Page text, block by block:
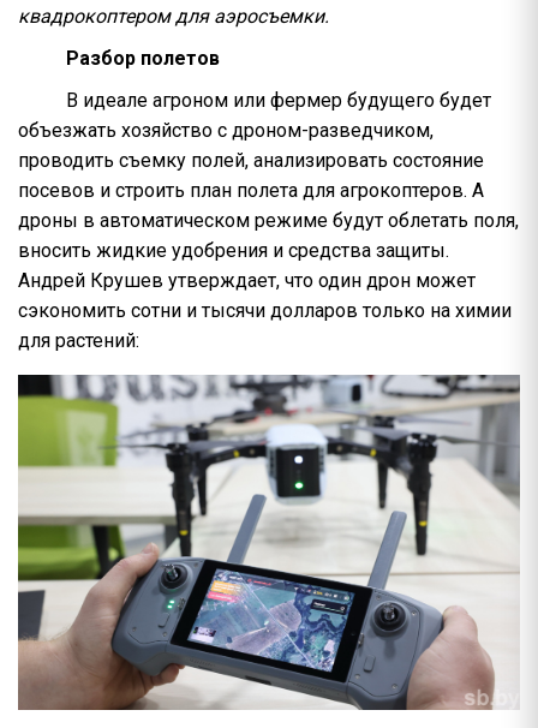
квадрокоптером для аэросъемки.
Разбор полетов
В идеале агроном или фермер будущего будет
объезжать хозяйство с дроном-разведчиком,
проводить съемку полей, анализировать состояние
посевов и строить план полета для агрокоптеров. А
дроны в автоматическом режиме будут облетать поля,
вносить жидкие удобрения и средства защиты.
Андрей Крушев утверждает, что один дрон может
сэкономить сотни и тысячи долларов только на химии
для растений: